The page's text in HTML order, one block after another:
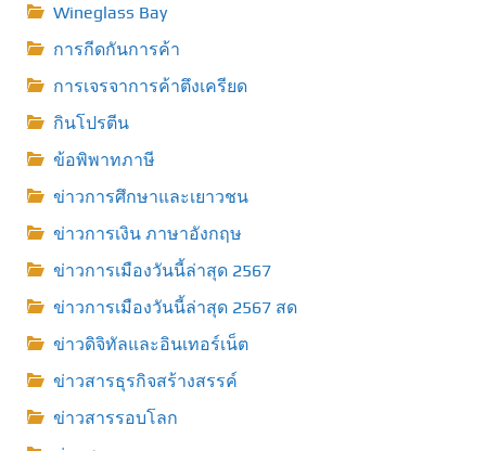
Wineglass Bay
การกีดกันการค้า
การเจรจาการค้าตึงเครียด
กินโปรตีน
ข้อพิพาทภาษี
ข่าวการศึกษาและเยาวชน
ข่าวการเงิน ภาษาอังกฤษ
ข่าวการเมืองวันนี้ล่าสุด 2567
ข่าวการเมืองวันนี้ล่าสุด 2567 สด
ข่าวดิจิทัลและอินเทอร์เน็ต
ข่าวสารธุรกิจสร้างสรรค์
ข่าวสารรอบโลก